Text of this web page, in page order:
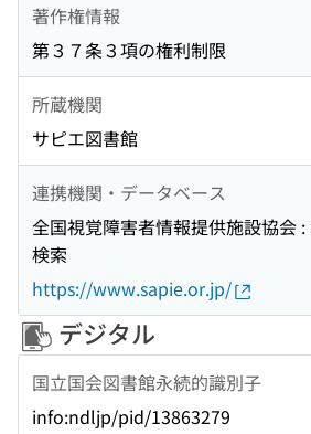
著作権情報
第３７条３項の権利制限
所蔵機関
サピエ図書館
連携機関・データベース
全国視覚障害者情報提供施設協会
検索
https://www.sapie.or.jp/
デジタル
国立国会図書館永続的識別子
info:ndljp/pid/13863279